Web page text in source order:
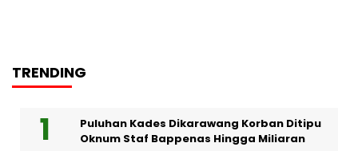
TRENDING
Puluhan Kades Dikarawang Korban Ditipu
Oknum Staf Bappenas Hingga Miliaran